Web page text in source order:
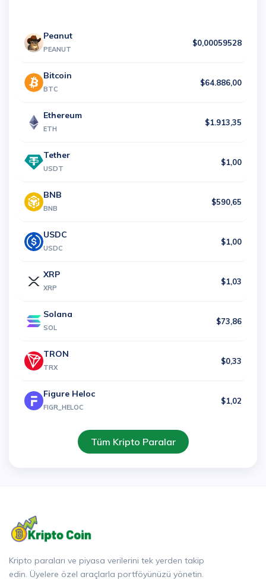
Peanut
PEANUT
$0,00059528
Bitcoin
BTC
$64.886,00
Ethereum
ETH
$1.913,35
Tether
USDT
$1,00
BNB
BNB
$590,65
USDC
USDC
$1,00
XRP
XRP
$1,03
Solana
SOL
$73,86
TRON
TRX
$0,33
Figure Heloc
FIGR_HELOC
$1,02
Tüm Kripto Paralar
Kripto paraları ve piyasa verilerini tek yerden takip
edin. Üyelere özel araçlarla portföyünüzü yönetin.